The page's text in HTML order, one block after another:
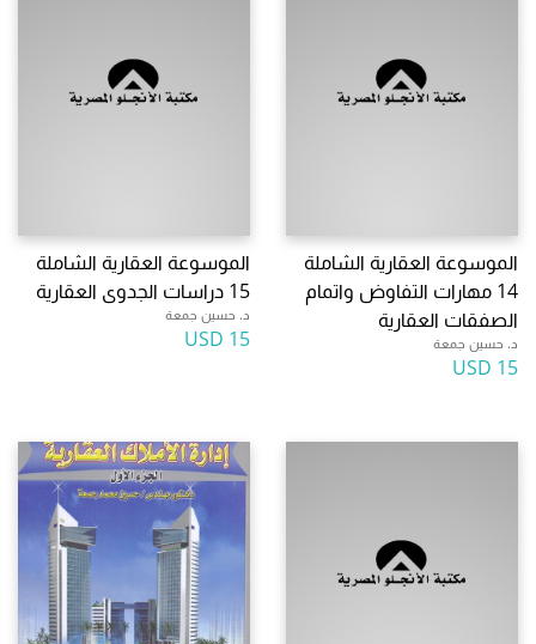
الموسوعة العقارية الشاملة
14 مهارات التفاوض واتمام
الصفقات العقارية
د. حسين جمعة
15 USD
الموسوعة العقارية الشاملة
15 دراسات الجدوى العقارية
د. حسين جمعة
15 USD